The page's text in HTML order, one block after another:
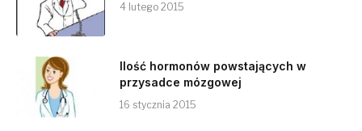
4 lutego 2015
Ilość hormonów powstających w
przysadce mózgowej
16 stycznia 2015